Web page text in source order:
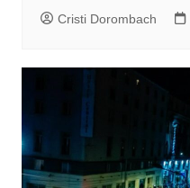
Cristi Dorombach